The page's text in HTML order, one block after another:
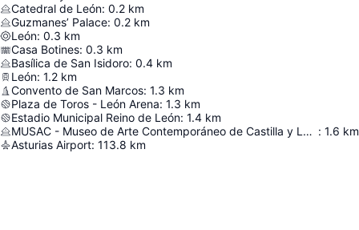
Catedral de León: 0.2 km
Guzmanes’ Palace: 0.2 km
León: 0.3 km
Casa Botines: 0.3 km
Basílica de San Isidoro: 0.4 km
León: 1.2 km
Convento de San Marcos: 1.3 km
Plaza de Toros - León Arena: 1.3 km
Estadio Municipal Reino de León: 1.4 km
MUSAC - Museo de Arte Contemporáneo de Castilla y León : 1.6 km
Asturias Airport: 113.8 km